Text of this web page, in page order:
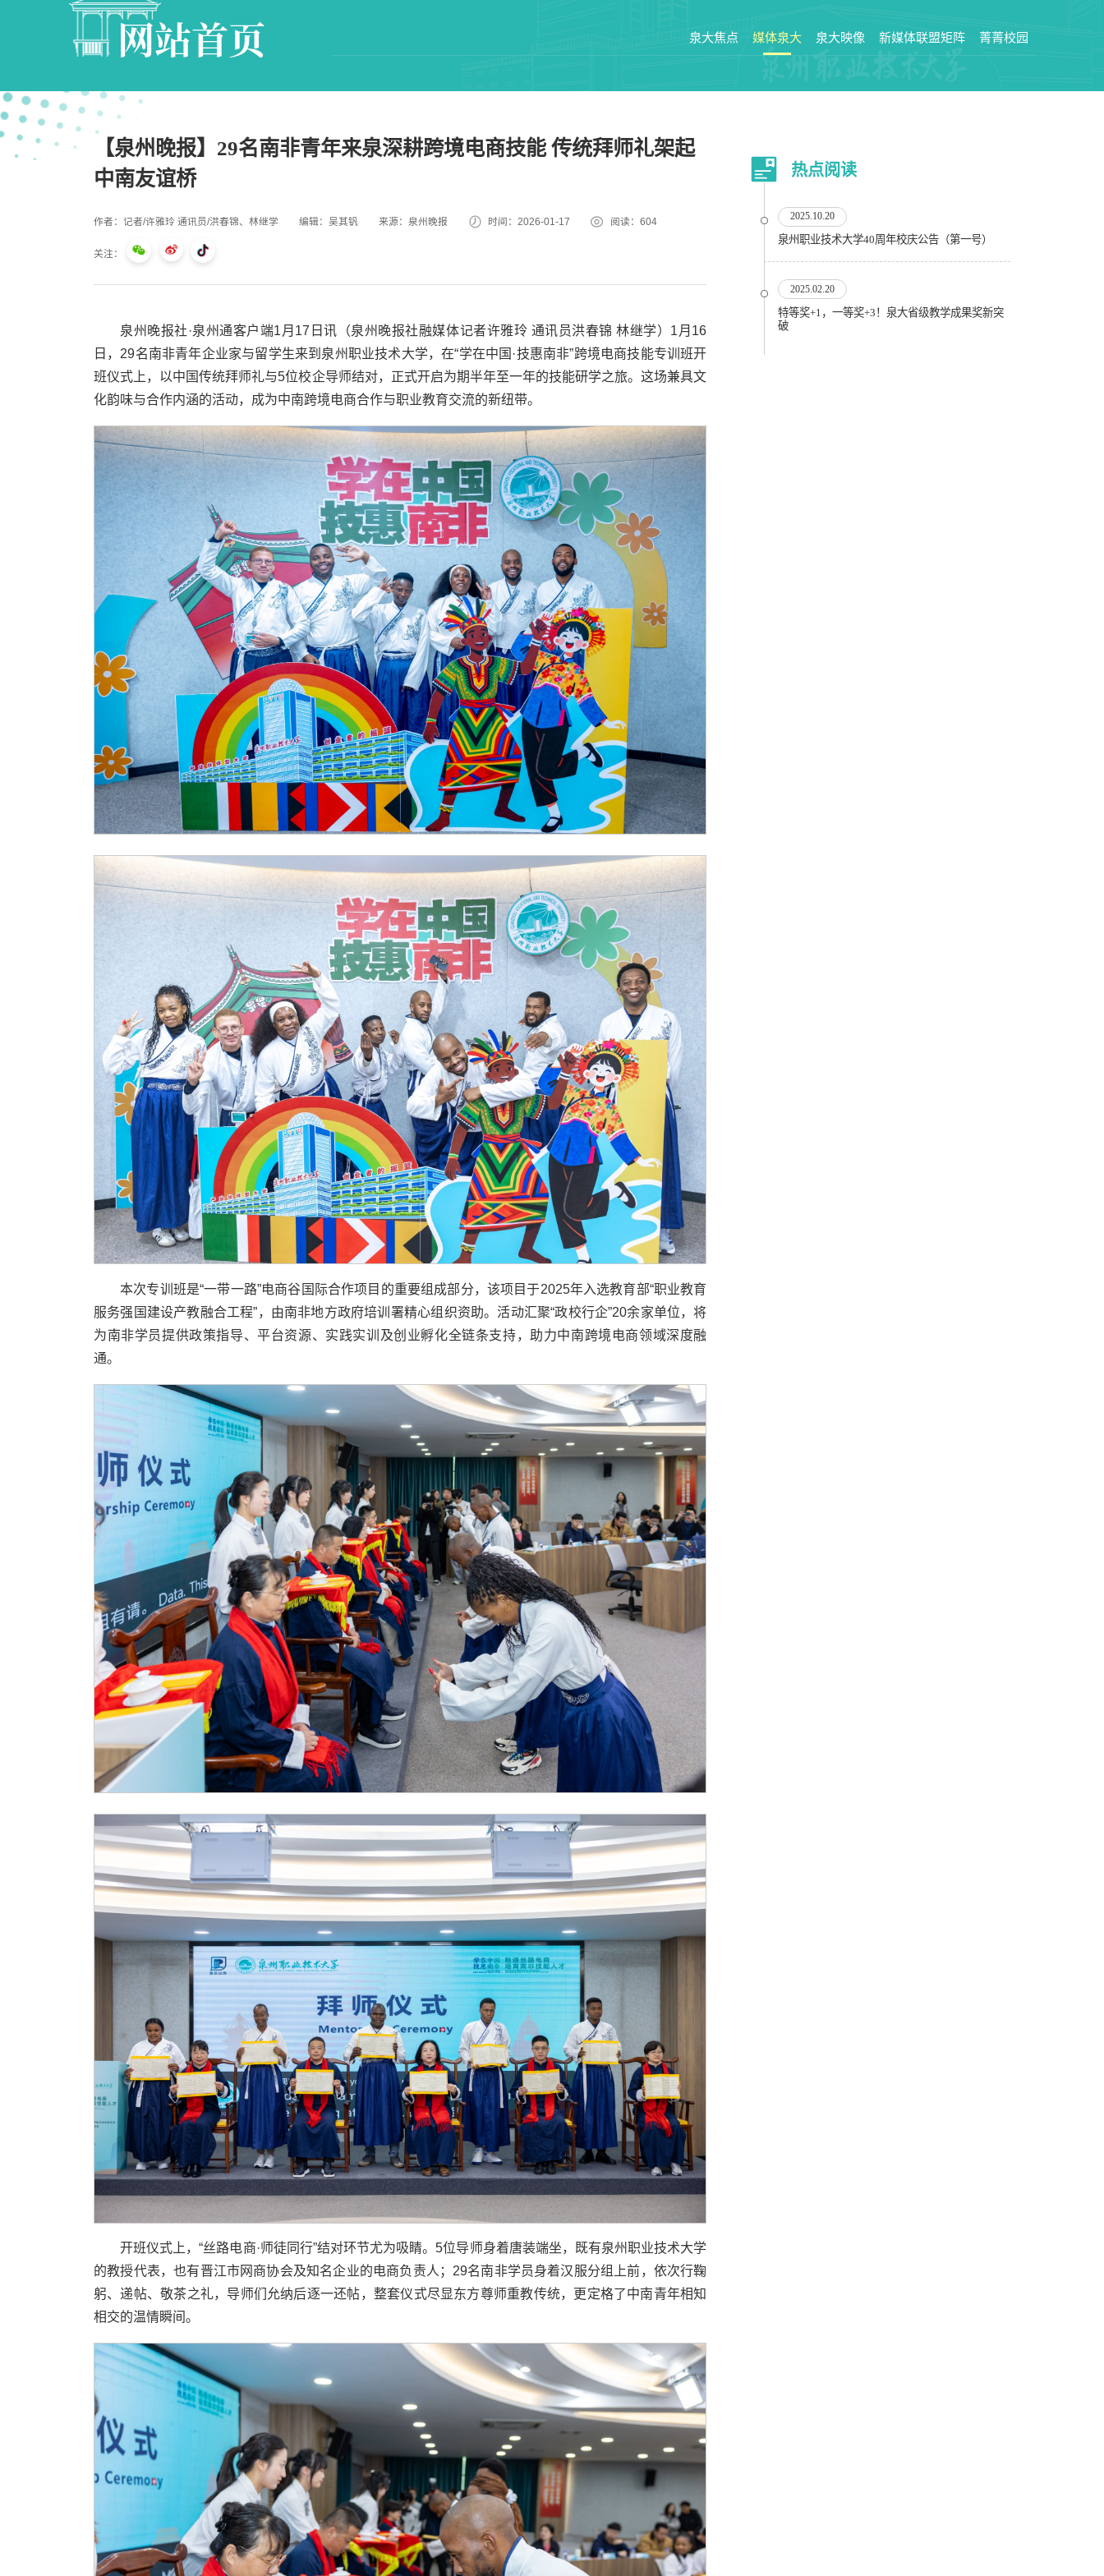
网站首页 泉大焦点 媒体泉大 泉大映像 新媒体联盟矩阵 菁菁校园
【泉州晚报】29名南非青年来泉深耕跨境电商技能 传统拜师礼架起
中南友谊桥
作者：记者/许雅玲 通讯员/洪春锦、林继学 编辑：吴其钒 来源：泉州晚报 时间：2026-01-17 阅读： 604
关注：
泉州晚报社·泉州通客户端1月17日讯（泉州晚报社融媒体记者许雅玲 通讯员洪春锦 林继学）1月16
日，29名南非青年企业家与留学生来到泉州职业技术大学，在“学在中国·技惠南非”跨境电商技能专训班开
班仪式上，以中国传统拜师礼与5位校企导师结对，正式开启为期半年至一年的技能研学之旅。这场兼具文
化韵味与合作内涵的活动，成为中南跨境电商合作与职业教育交流的新纽带。
本次专训班是“一带一路”电商谷国际合作项目的重要组成部分，该项目于2025年入选教育部“职业教育
服务强国建设产教融合工程”，由南非地方政府培训署精心组织资助。活动汇聚“政校行企”20余家单位，将
为南非学员提供政策指导、平台资源、实践实训及创业孵化全链条支持，助力中南跨境电商领域深度融
通。
开班仪式上，“丝路电商·师徒同行”结对环节尤为吸睛。5位导师身着唐装端坐，既有泉州职业技术大学
的教授代表，也有晋江市网商协会及知名企业的电商负责人；29名南非学员身着汉服分组上前，依次行鞠
躬、递帖、敬茶之礼，导师们允纳后逐一还帖，整套仪式尽显东方尊师重教传统，更定格了中南青年相知
相交的温情瞬间。
热点阅读
2025.10.20
泉州职业技术大学40周年校庆公告（第一号）
2025.02.20
特等奖+1，一等奖+3！泉大省级教学成果奖新突
破